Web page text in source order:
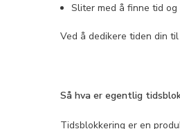
Sliter med å finne tid
Ved å dedikere tiden din
Så hva er egentlig
Tidsblokkering er en